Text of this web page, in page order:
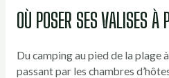
OÙ POSER SES VALISES À
Du camping au pied de la plage
passant par les chambres